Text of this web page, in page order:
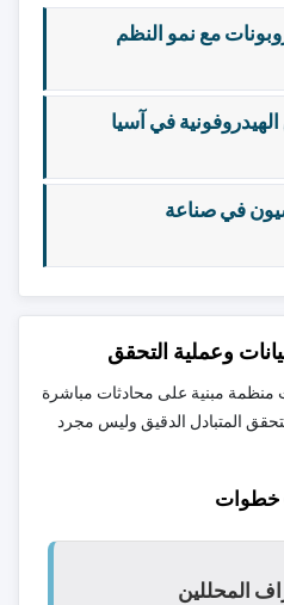
مع نمو النظم
في آسيا
في صناعة
وعملية التحقق
منظمة مبنية على محادثات مباشرة
المتبادل الدقيق وليس مجرد